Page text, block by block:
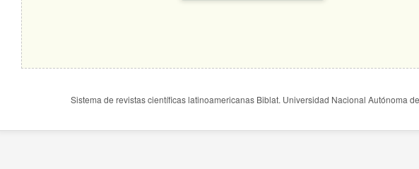
Sistema de revistas científicas latinoamericanas Biblat. Universidad Nacional Autónoma